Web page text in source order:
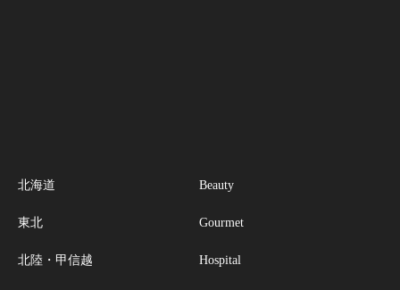
北海道
東北
北陸・甲信越
Beauty
Gourmet
Hospital